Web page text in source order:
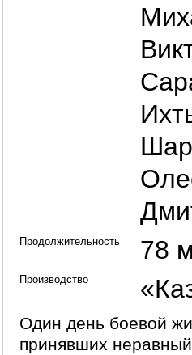
Продолжительность 78
Производство
Один день боевой
принявших